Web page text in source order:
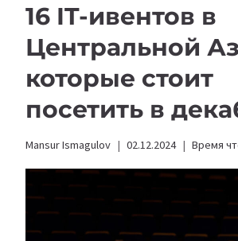
16 IT-ивентов в
Центральной
которые стоит
посетить в
Mansur Ismagulov 02.12.2024 Время